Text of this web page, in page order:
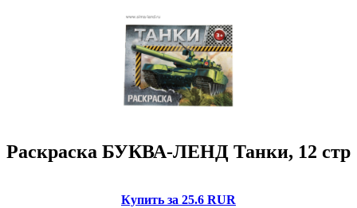
Раскраска БУКВА-ЛЕНД Танки, 12 стр
Купить за 25.6 RUR